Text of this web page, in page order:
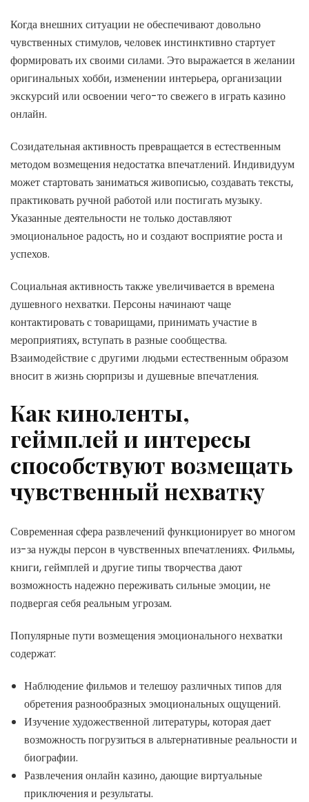
Когда внешних ситуации не обеспечивают довольно
чувственных стимулов, человек инстинктивно стартует
формировать их своими силами. Это выражается в желании
оригинальных хобби, изменении интерьера, организации
экскурсий или освоении чего-то свежего в играть казино
онлайн.
Созидательная активность превращается в естественным
методом возмещения недостатка впечатлений. Индивидуум
может стартовать заниматься живописью, создавать тексты,
практиковать ручной работой или постигать музыку.
Указанные деятельности не только доставляют
эмоциональное радость, но и создают восприятие роста и
успехов.
Социальная активность также увеличивается в времена
душевного нехватки. Персоны начинают чаще
контактировать с товарищами, принимать участие в
мероприятиях, вступать в разные сообщества.
Взаимодействие с другими людьми естественным образом
вносит в жизнь сюрпризы и душевные впечатления.
Как киноленты,
геймплей и интересы
способствуют возмещать
чувственный нехватку
Современная сфера развлечений функционирует во многом
из-за нужды персон в чувственных впечатлениях. Фильмы,
книги, геймплей и другие типы творчества дают
возможность надежно переживать сильные эмоции, не
подвергая себя реальным угрозам.
Популярные пути возмещения эмоционального нехватки
содержат:
Наблюдение фильмов и телешоу различных типов для
обретения разнообразных эмоциональных ощущений.
Изучение художественной литературы, которая дает
возможность погрузиться в альтернативные реальности и
биографии.
Развлечения онлайн казино, дающие виртуальные
приключения и результаты.